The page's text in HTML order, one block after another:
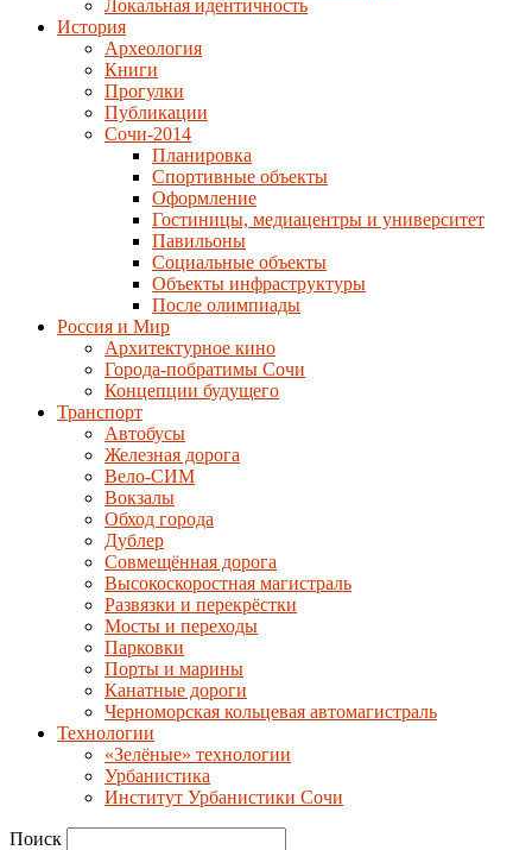
Локальная идентичность
История
Археология
Книги
Прогулки
Публикации
Сочи-2014
Планировка
Спортивные объекты
Оформление
Гостиницы, медиацентры и университет
Павильоны
Социальные объекты
Объекты инфраструктуры
После олимпиады
Россия и Мир
Архитектурное кино
Города-побратимы Сочи
Концепции будущего
Транспорт
Автобусы
Железная дорога
Вело-СИМ
Вокзалы
Обход города
Дублер
Совмещённая дорога
Высокоскоростная магистраль
Развязки и перекрёстки
Мосты и переходы
Парковки
Порты и марины
Канатные дороги
Черноморская кольцевая автомагистраль
Технологии
«Зелёные» технологии
Урбанистика
Институт Урбанистики Сочи
Поиск